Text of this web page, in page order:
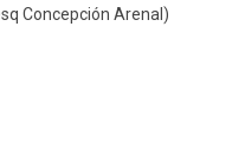
Concepción Arenal)